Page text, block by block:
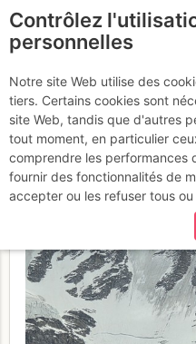
certaines pages ne sont plus
incomplètes, déconnectez-
compte sur le site.
Grand
Voie
2026
Contrôlez
personnelles
Notre site Web utilise des
tiers. Certains cookies sont
site Web, tandis que d'autres
tout moment, en particulier
comprendre les performances
fournir des fonctionnalités de
accepter ou les refuser tous ou